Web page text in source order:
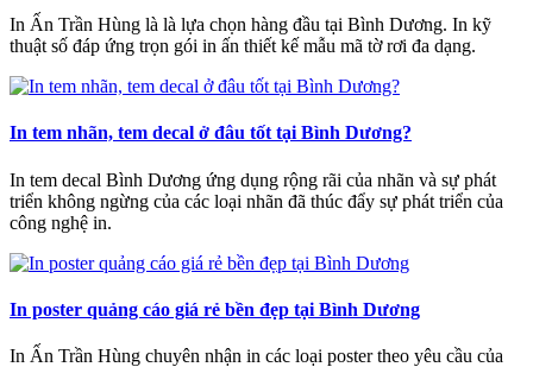
In Ấn Trần Hùng là là lựa chọn hàng đầu tại Bình Dương. In kỹ
thuật số đáp ứng trọn gói in ấn thiết kế mẫu mã tờ rơi đa dạng.
In tem nhãn, tem decal ở đâu tốt tại Bình Dương?
In tem decal Bình Dương ứng dụng rộng rãi của nhãn và sự phát
triển không ngừng của các loại nhãn đã thúc đẩy sự phát triển của
công nghệ in.
In poster quảng cáo giá rẻ bền đẹp tại Bình Dương
In Ấn Trần Hùng chuyên nhận in các loại poster theo yêu cầu của